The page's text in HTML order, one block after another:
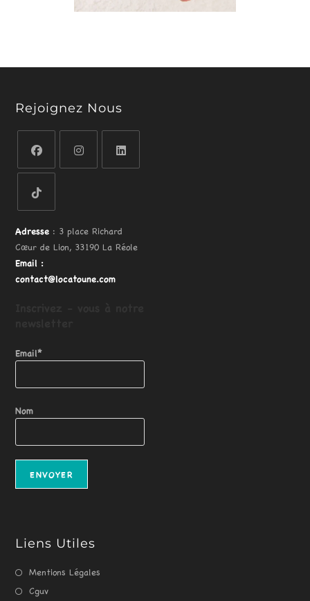
Rejoignez Nous
Adresse : 3 place Richard
Cœur de Lion, 33190 La Réole
Email :
contact@locatoune.com
Email*
Nom
Liens Utiles
Mentions Légales
Cguv